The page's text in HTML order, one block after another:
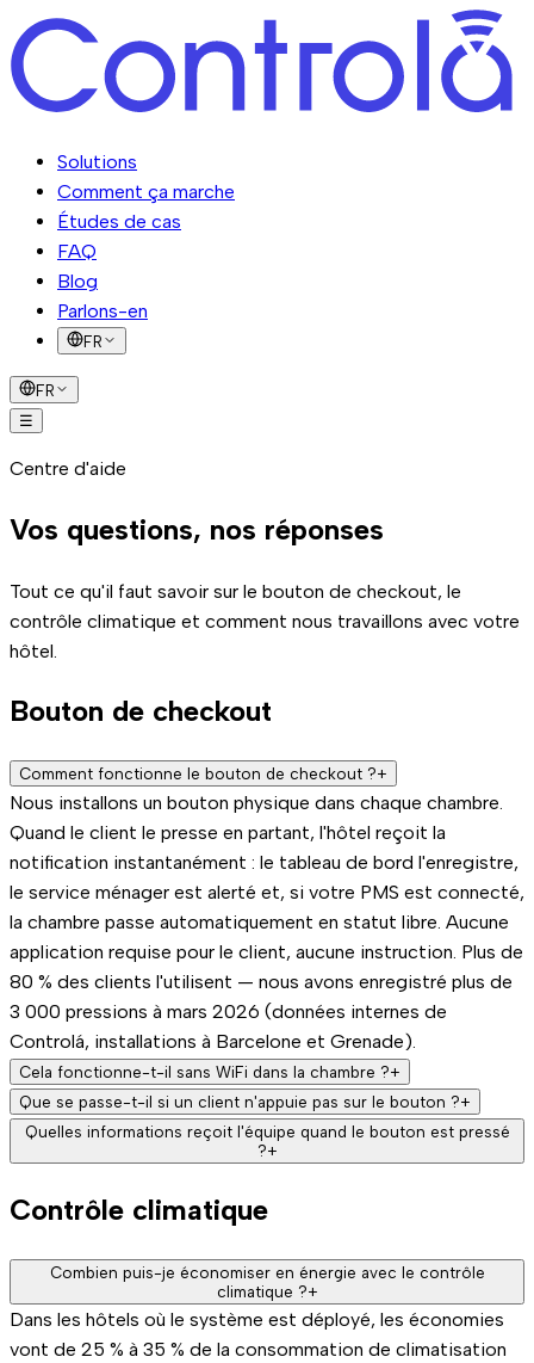
Solutions
Comment ça marche
Études de cas
FAQ
Blog
Parlons-en
FR
FR
☰
casFAQBlogParlons-en
Centre d'aide
Vos questions, nos réponses
Tout ce qu'il faut savoir sur le bouton de checkout, le
contrôle climatique et comment nous travaillons avec votre
hôtel.
Bouton de checkout
Comment fonctionne le bouton de checkout ?+
Nous installons un bouton physique dans chaque chambre.
Quand le client le presse en partant, l'hôtel reçoit la
notification instantanément : le tableau de bord l'enregistre,
le service ménager est alerté et, si votre PMS est connecté,
la chambre passe automatiquement en statut libre. Aucune
application requise pour le client, aucune instruction. Plus de
80 % des clients l'utilisent — nous avons enregistré plus de
3 000 pressions à mars 2026 (données internes de
Controlá, installations à Barcelone et Grenade).
Cela fonctionne-t-il sans WiFi dans la chambre ?+
Oui. Le bouton communique par LoRaWAN, un réseau sans fil
basse puissance avec une portée de plusieurs centaines de
mètres. Il ne dépend pas du WiFi de la chambre. Il vous faut
Que se passe-t-il si un client n'appuie pas sur le bouton ?+
Rien ne casse. L'exploitation continue comme avant : le
service ménager peut consulter le tableau de bord ou
— ceux qui l'utilisent accélèrent la coordination ; ceux qui ne
Quelles informations reçoit l'équipe quand le bouton est pressé
?+
Controlá et, si l'intégration est en place, sur votre PMS. La
ménage. Si vous utilisez une autre application interne, nous
pouvons l'intégrer aussi.
Contrôle climatique
Combien puis-je économiser en énergie avec le contrôle
climatique ?+
Dans les hôtels où le système est déployé, les économies
vont de 25 % à 35 % de la consommation de climatisation